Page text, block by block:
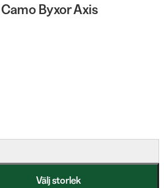
Byxor Axis
Välj storlek